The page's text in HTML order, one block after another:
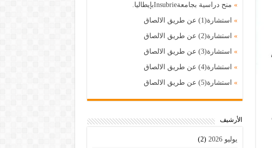
» منح دراسية بجامعةInsubrieبإيطاليا.
» استشارة(1) عن طريق الالصاق
» استشارة(2) عن طريق الالصاق
» استشارة(3) عن طريق الالصاق
» استشارة(4) عن طريق الالصاق
» استشارة(5) عن طريق الالصاق
اﻷرشيف
يوليو 2026 (2)